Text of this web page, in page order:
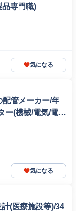
品専門職)
気になる
管メーカー/年
ー(機械/電気/電子
気になる
(医療施設等)/34